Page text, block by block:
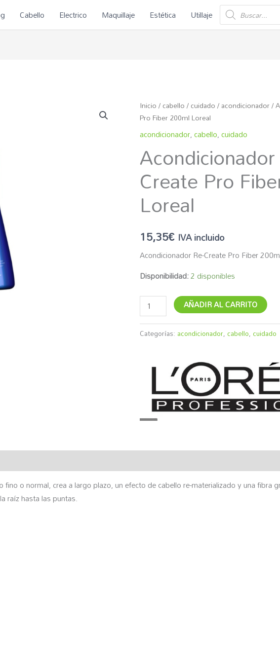
Cabello Electrico Maquillaje Estética Utillaje Búsqueda
de
productos
Inicio/cabello/cuidado/acondicionador/
Pro Fiber 200ml Loreal
acondicionador,cabello,cuidado
Create Pro
Loreal
15,35€ IVA incluido
Acondicionador Re-Create Pro Fiber
Disponibilidad:2 disponibles
Acondicionador
Re-
Create
Fiber
200ml
Loreal
cantidad
AÑADIR AL CARRITO
Categorías: acondicionador,cabello,cuidado
fino o normal, crea a largo plazo, un efecto de cabello re-materializado y una fibra
raíz hasta las puntas.